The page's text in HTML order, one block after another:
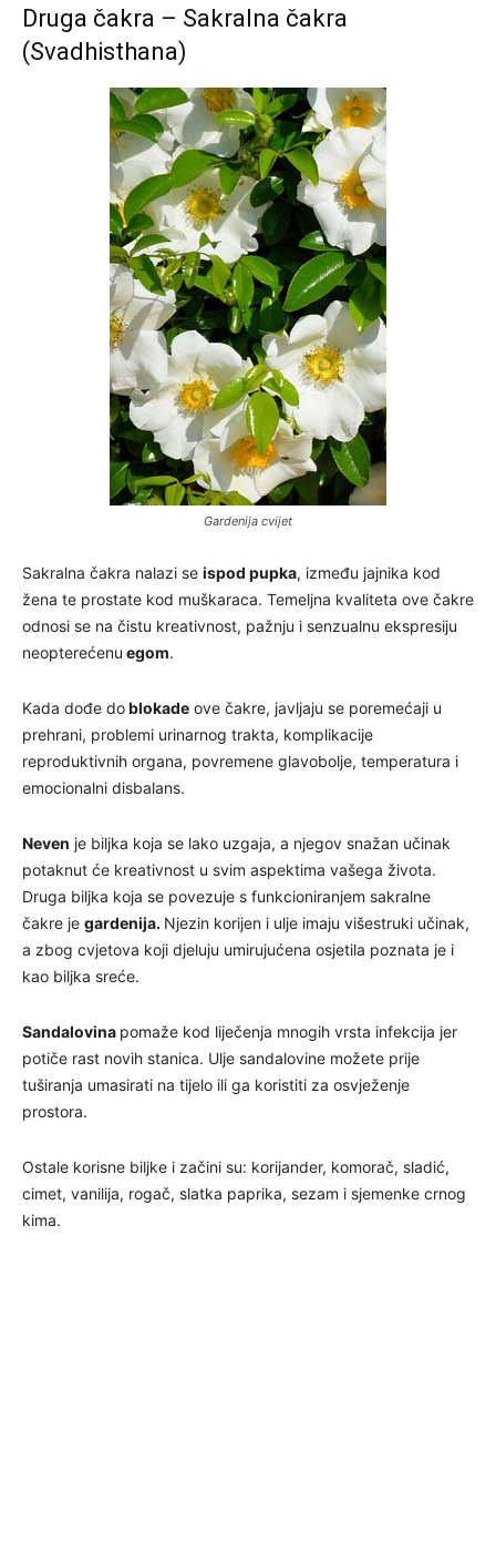
Druga čakra – Sakralna čakra
(Svadhisthana)
Gardenija cvijet
Sakralna čakra nalazi se ispod pupka, između jajnika kod
žena te prostate kod muškaraca. Temeljna kvaliteta ove čakre
odnosi se na čistu kreativnost, pažnju i senzualnu ekspresiju
neopterećenu egom.
Kada dođe doblokade ove čakre, javljaju se poremećaji u
prehrani, problemi urinarnog trakta, komplikacije
reproduktivnih organa, povremene glavobolje, temperatura i
emocionalni disbalans.
Neven je biljka koja se lako uzgaja, a njegov snažan učinak
potaknut će kreativnost u svim aspektima vašega života.
Druga biljka koja se povezuje s funkcioniranjem sakralne
čakre je gardenija. Njezin korijen i ulje imaju višestruki učinak,
a zbog cvjetova koji djeluju umirujućena osjetila poznata je i
kao biljka sreće.
Sandalovina pomaže kod liječenja mnogih vrsta infekcija jer
potiče rast novih stanica. Ulje sandalovine možete prije
tuširanja umasirati na tijelo ili ga koristiti za osvježenje
prostora.
Ostale korisne biljke i začini su: korijander, komorač, sladić,
cimet, vanilija, rogač, slatka paprika, sezam i sjemenke crnog
kima.